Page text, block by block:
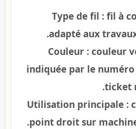
Type de fil :fil à
adapté aux
Couleur : couleur
indiquée par le numéro
ticket
Utilisation principale :
point droit sur